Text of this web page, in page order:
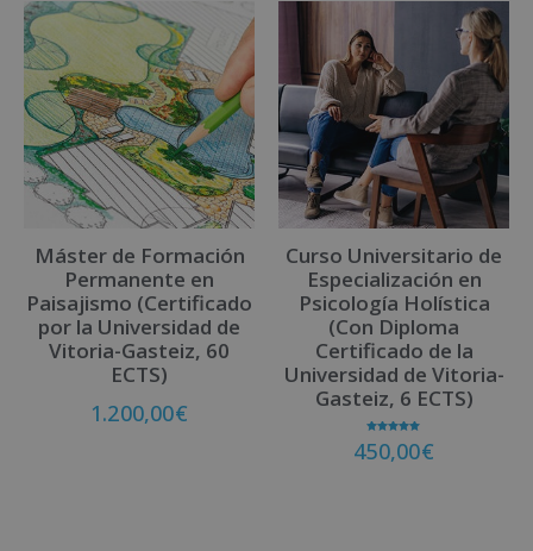
t
e
r
n
a
t
i
eMáster de Formación
Permanente en
Paisajismo (Certificado
por la Universidad de
Vitoria-Gasteiz, 60
ECTS)
1.200,00€
Curso Universitario de
Especialización en
Psicología Holística
(Con Diploma
Certificado de la
Universidad de Vitoria-
Gasteiz, 6 ECTS)
con
5.00
450,00€